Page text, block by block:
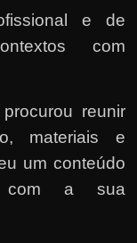
e de
com
reunir
materiais e
um conteúdo
com a sua